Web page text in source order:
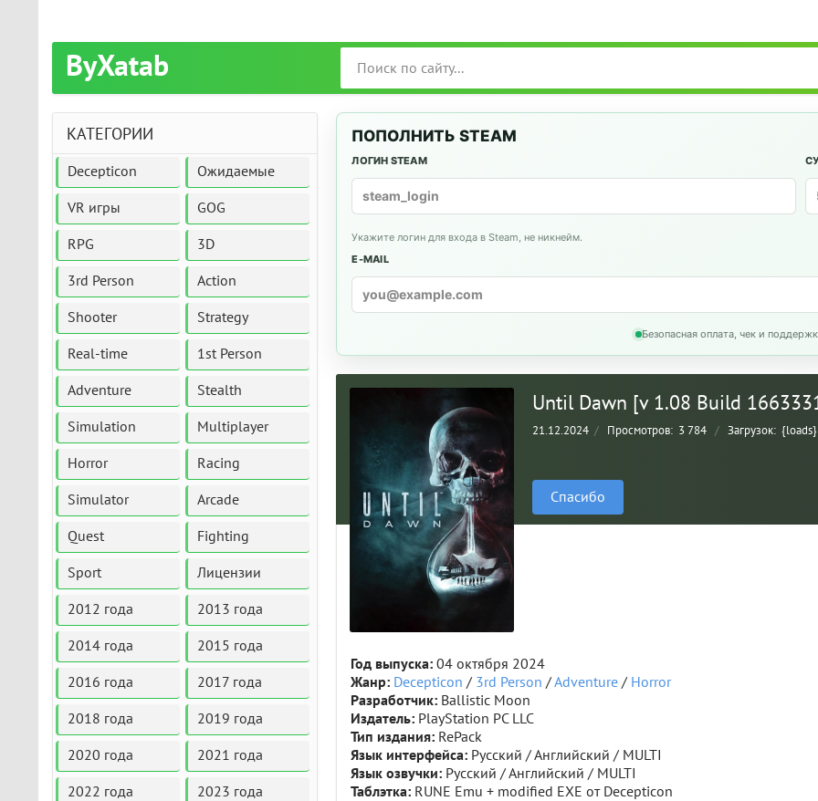
ByXatab
ПОПОЛНИТЬ STEAM
ЛОГИН STEAM
Укажите логин для входа в Steam, не никнейм.
E-MAIL
Безопасная оплата, чек и
Until Dawn [v 1.08 Build
21.12.2024 / Просмотров: 3 784 / Загрузок: {loads}
Спасибо
Год выпуска:04 октября 2024
Жанр: Decepticon / 3rd Person /Adventure / Horror
Разработчик: Ballistic Moon
Издатель: PlayStation PC LLC
Тип издания: RePack
Язык интерфейса: Русский / Английский / MULTI
Язык озвучки: Русский / Английский / MULTI
Таблэтка: RUNE Emu + modified EXE от Decepticon
КАТЕГОРИИ
Decepticon Ожидаемые
VR игры GOG
RPG 3D
3rd Person Action
Shooter Strategy
Real-time 1st Person
Adventure Stealth
Simulation Multiplayer
Horror Racing
Simulator Arcade
Quest Fighting
Sport Лицензии
2012 года 2013 года
2014 года 2015 года
2016 года 2017 года
2018 года 2019 года
2020 года 2021 года
2022 года 2023 года